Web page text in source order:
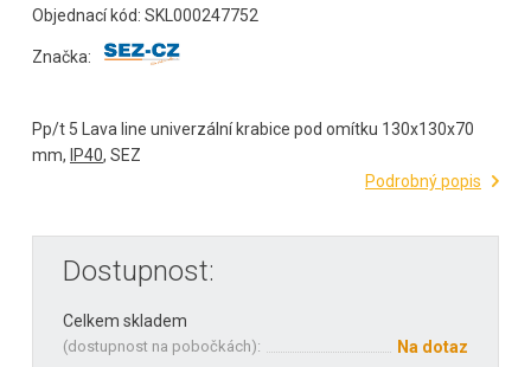
Objednací kód: SKL000247752
Značka:
Pp/t 5 Lava line univerzální krabice pod omítku 130x130x70
mm, IP40, SEZ
Podrobný popis
Dostupnost:
Celkem skladem
(dostupnost na pobočkách):
Na dotaz